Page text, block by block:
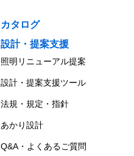
カタログ
設計・提案支援
照明リニューアル提案
設計・提案支援ツール
法規・規定・指針
あかり設計
Q&A・よくあるご質問